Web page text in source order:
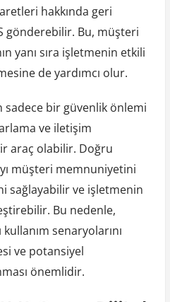
hakkında geri
gönderebilir. Bu, müşteri
yanı sıra işletmenin etkili
de yardımcı olur.
sadece bir güvenlik önlemi
ve iletişim
araç olabilir. Doğru
müşteri memnuniyetini
sağlayabilir ve işletmenin
Bu nedenle,
senaryolarını
ve potansiyel
önemlidir.